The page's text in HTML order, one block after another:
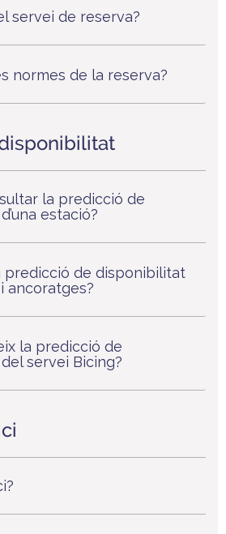
servei de reserva?
normes de la reserva?
la predicció de
estació?
predicció de disponibilitat
ancoratges?
la predicció de
servei Bicing?